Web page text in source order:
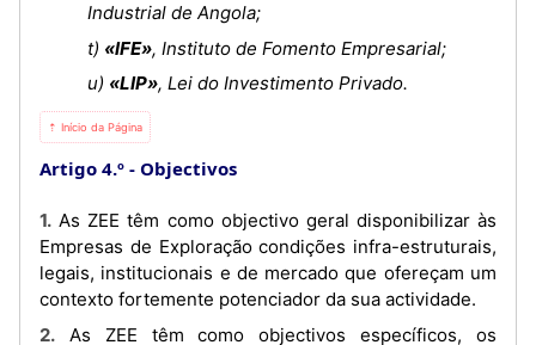
Industrial de Angola;
t) «lFE», Instituto de Fomento Empresarial;
u) «LIP», Lei do Investimento Privado.
⇡ Início da Página
Artigo 4.º Objectivos
1. As ZEE têm como objectivo geral disponibilizar às
Empresas de Exploração condições infra-estruturais,
legais, institucionais e de mercado que ofereçam um
contexto fortemente potenciador da sua actividade.
2. As ZEE têm como objectivos específicos, os